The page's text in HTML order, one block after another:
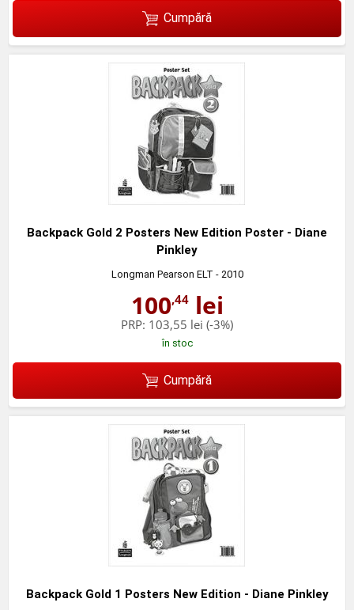
Cumpără
Backpack Gold 2 Posters New Edition Poster - Diane
Pinkley
Longman Pearson ELT - 2010
100,44lei
PRP: 103,55 lei (-3%)
în stoc
Cumpără
Backpack Gold 1 Posters New Edition - Diane Pinkley